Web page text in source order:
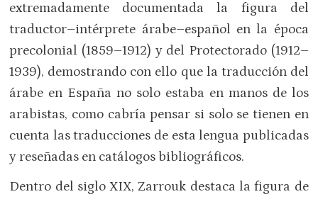
extremadamente documentada la figura del
traductor–intérprete árabe–español en la época
precolonial (1859–1912) y del Protectorado (1912–
1939), demostrando con ello que la traducción del
árabe en España no solo estaba en manos de los
arabistas, como cabría pensar si solo se tienen en
cuenta las traducciones de esta lengua publicadas
y reseñadas en catálogos bibliográficos.
Dentro del siglo XIX, Zarrouk destaca la figura de